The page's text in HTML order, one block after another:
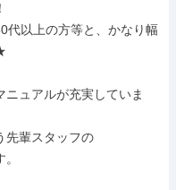
代以上の方等と、かなり幅
ュアルが充実していま
先輩スタッフの